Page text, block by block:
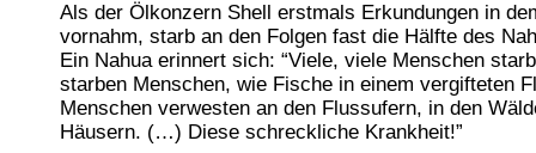
Als der Ölkonzern Shell erstmals Erkundungen in
vornahm, starb an den Folgen fast die Hälfte des
Ein Nahua erinnert sich: “Viele, viele Menschen
starben Menschen, wie Fische in einem vergifteten
Menschen verwesten an den Flussufern, in den
Häusern. (…) Diese schreckliche Krankheit!”